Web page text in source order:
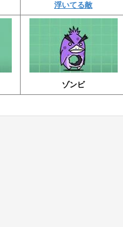
浮いてる敵
ゾンビ